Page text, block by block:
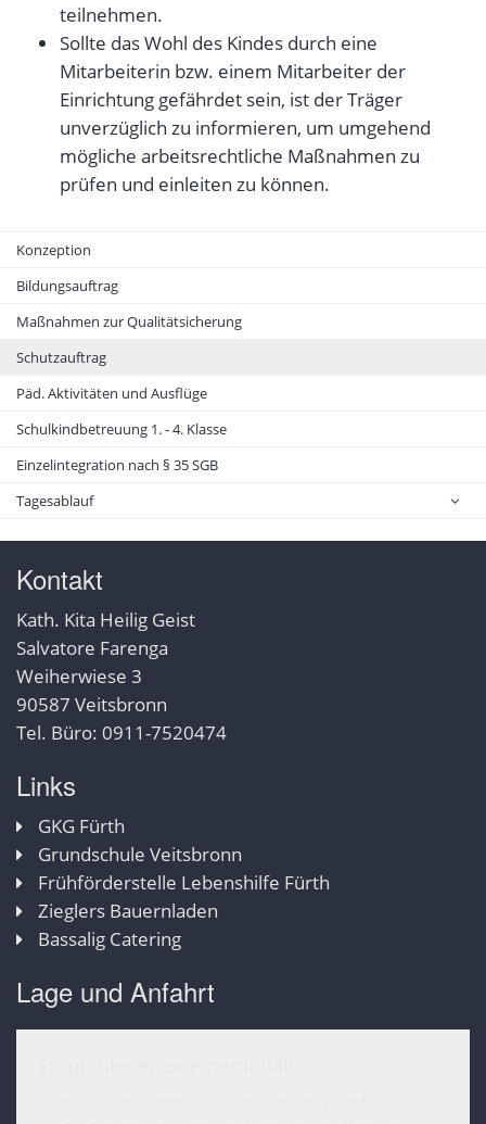
teilnehmen.
Sollte das Wohl des Kindes durch eine
Mitarbeiterin bzw. einem Mitarbeiter der
Einrichtung gefährdet sein, ist der Träger
unverzüglich zu informieren, um umgehend
mögliche arbeitsrechtliche Maßnahmen zu
prüfen und einleiten zu können.
Konzeption
Bildungsauftrag
Maßnahmen zur Qualitätsicherung
Schutzauftrag
Päd. Aktivitäten und Ausflüge
Schulkindbetreuung 1. - 4. Klasse
Einzelintegration nach § 35 SGB
Tagesablauf
Kontakt
Kath. Kita Heilig Geist
Salvatore Farenga
Weiherwiese 3
90587 Veitsbronn
Tel. Büro: 0911-7520474
Links
GKG Fürth
Grundschule Veitsbronn
Frühförderstelle Lebenshilfe Fürth
Zieglers Bauernladen
Bassalig Catering
Lage und Anfahrt